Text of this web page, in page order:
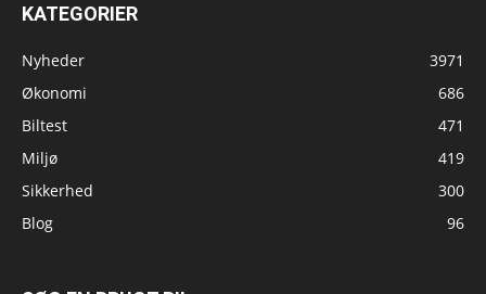
KATEGORIER
Nyheder
3971
Økonomi
686
Biltest
471
Miljø
419
Sikkerhed
300
Blog
96